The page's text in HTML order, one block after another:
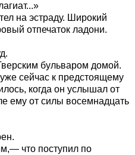
на эстраду. Широкий
отпечаток ладони.
бульваром домой.
сейчас к предстоящему
когда он услышал от
ему от силы восемнадцать
что поступил по